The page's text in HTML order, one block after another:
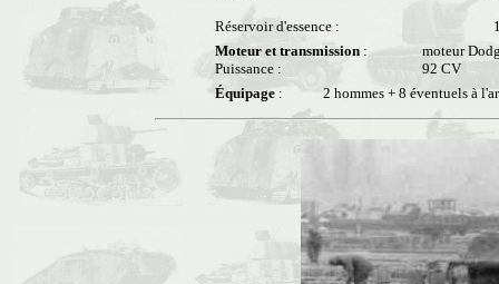
Réservoir d'essence :
Moteur et transmission :
Puissance :
moteur
92 CV
Équipage : 2 hommes + 8 éventuels à